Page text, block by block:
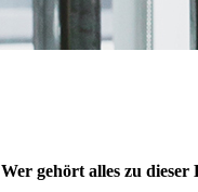
Wer gehört alles zu dieser